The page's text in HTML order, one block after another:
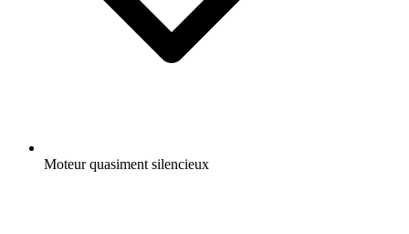
Moteur quasiment silencieux